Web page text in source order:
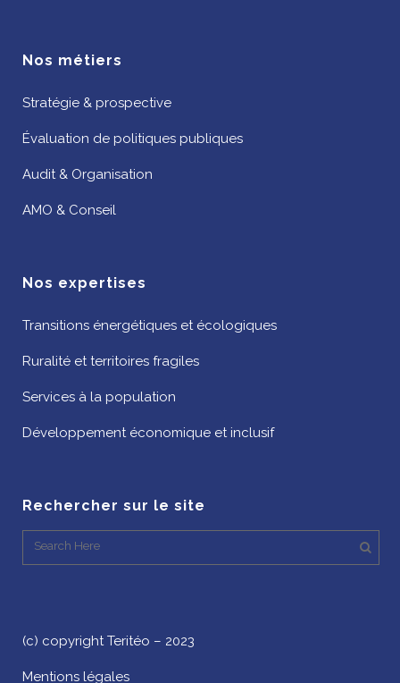
Nos métiers
Stratégie & prospective
Évaluation de politiques publiques
Audit & Organisation
AMO & Conseil
Nos expertises
Transitions énergétiques et écologiques
Ruralité et territoires fragiles
Services à la population
Développement économique et inclusif
Rechercher sur le site
(c) copyright Teritéo – 2023
Mentions légales